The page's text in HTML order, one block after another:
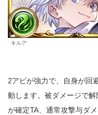
キルア
2アビが強力で、自身が回
動します。被ダメージで
が確定TA、通常攻撃与ダ